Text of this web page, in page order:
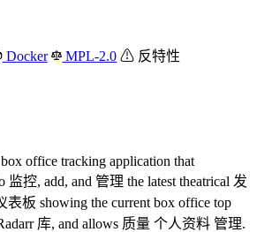
Docker MPL-2.0 ⚠ 反特性
office tracking application that
监控, add, and 管理 the latest theatrical 发
表板 showing the current box office top
库, and allows 质量 个人资料 管理.